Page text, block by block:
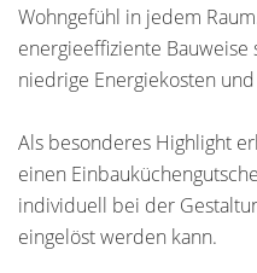
Wohngefühl in jedem
energieeffiziente
niedrige Energiekosten
Als besonderes Highlight
einen
individuell bei der
eingelöst werden kann.